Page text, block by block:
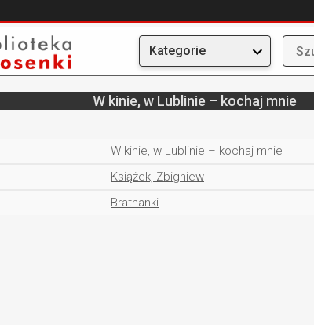
Kategorie
W kinie, w Lublinie – kochaj mnie
W kinie, w Lublinie – kochaj mnie
Książek, Zbigniew
Brathanki